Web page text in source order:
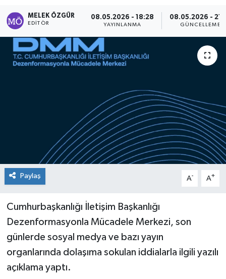
MELEK ÖZGÜR
EDITÖR
08.05.2026 - 18:28
YAYINLANMA
08.05.2026 -
GÜNCELLEME
Paylaş A- A+
Cumhurbaşkanlığı İletişim Başkanlığı
Dezenformasyonla Mücadele Merkezi, son
günlerde sosyal medya ve bazı yayın
organlarında dolaşıma sokulan iddialarla ilgili yazılı
açıklama yaptı.
Tarih - Kültür - Sanat - Turizm
Yaşam